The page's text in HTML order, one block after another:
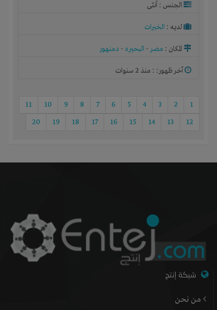
الجنس : أنثى
لديـه : الخبرات
المكان : مصر- البحيره - دمنهور
آخر ظهور: : منذ 2 سنوات
1
2
3
4
5
6
7
8
9
10
11
12
13
14
15
16
17
18
19
20
شبكة إنتج
من نحن